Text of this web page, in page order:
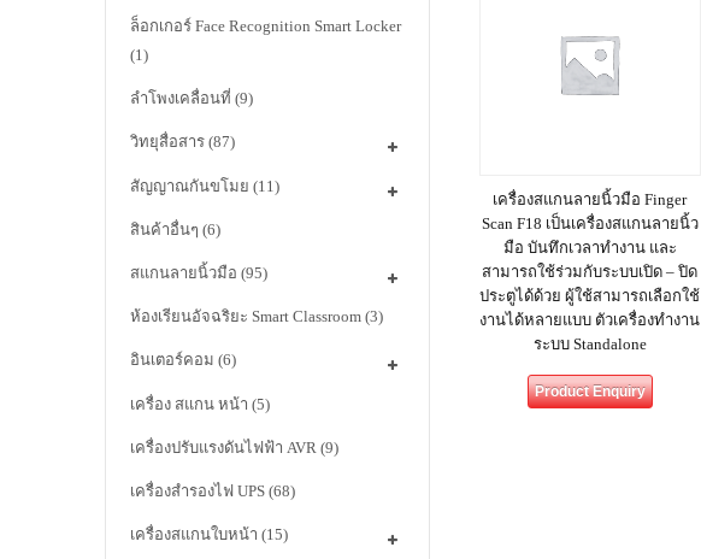
ล็อกเกอร์ Face Recognition Smart Locker
(1)
ลำโพงเคลื่อนที่ (9)
วิทยุสื่อสาร (87)
สัญญาณกันขโมย (11)
สินค้าอื่นๆ (6)
สแกนลายนิ้วมือ (95)
ห้องเรียนอัจฉริยะ Smart Classroom (3)
อินเตอร์คอม (6)
เครื่อง สแกน หน้า (5)
เครื่องปรับแรงดันไฟฟ้า AVR (9)
เครื่องสำรองไฟ UPS (68)
เครื่องสแกนใบหน้า (15)
เครื่องสแกนลายนิ้วมือ Finger
Scan F18 เป็นเครื่องสแกนลายนิ้ว
มือ บันทึกเวลาทำงาน และ
สามารถใช้ร่วมกับระบบเปิด – ปิด
ประตูได้ด้วย ผู้ใช้สามารถเลือกใช้
งานได้หลายแบบ ตัวเครื่องทำงาน
ระบบ Standalone
Product Enquiry